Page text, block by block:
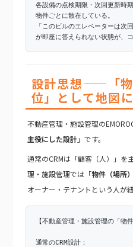
各設備の点検期限・次回更新時
物件ごとに散在している。
「このビルのエレベーターは次
が即座に答えられない状態が、
設計思想——「
位」として地図
不動産管理・施設管理の
主役にした設計」です。
通常のCRMは「顧客（人）」を
理・施設管理では「物件（場所）
オーナー・テナントという人が
【不動産管理・施設管理の「物
通常のCRM設計：